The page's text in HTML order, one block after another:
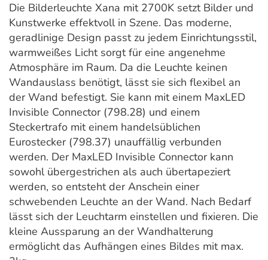
Die Bilderleuchte Xana mit 2700K setzt Bilder und
Kunstwerke effektvoll in Szene. Das moderne,
geradlinige Design passt zu jedem Einrichtungsstil,
warmweißes Licht sorgt für eine angenehme
Atmosphäre im Raum. Da die Leuchte keinen
Wandauslass benötigt, lässt sie sich flexibel an
der Wand befestigt. Sie kann mit einem MaxLED
Invisible Connector (798.28) und einem
Steckertrafo mit einem handelsüblichen
Eurostecker (798.37) unauffällig verbunden
werden. Der MaxLED Invisible Connector kann
sowohl übergestrichen als auch übertapeziert
werden, so entsteht der Anschein einer
schwebenden Leuchte an der Wand. Nach Bedarf
lässt sich der Leuchtarm einstellen und fixieren. Die
kleine Aussparung an der Wandhalterung
ermöglicht das Aufhängen eines Bildes mit max.